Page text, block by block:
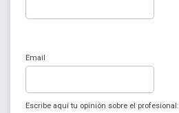
Email
Escribe aquí tu opinión sobre el profesional: